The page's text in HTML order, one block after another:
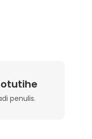
penulis.